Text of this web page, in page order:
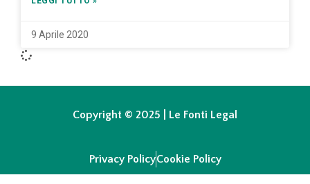
9 Aprile 2020
Copyright © 2025 | Le Fonti Legal
Privacy PolicyCookie Policy